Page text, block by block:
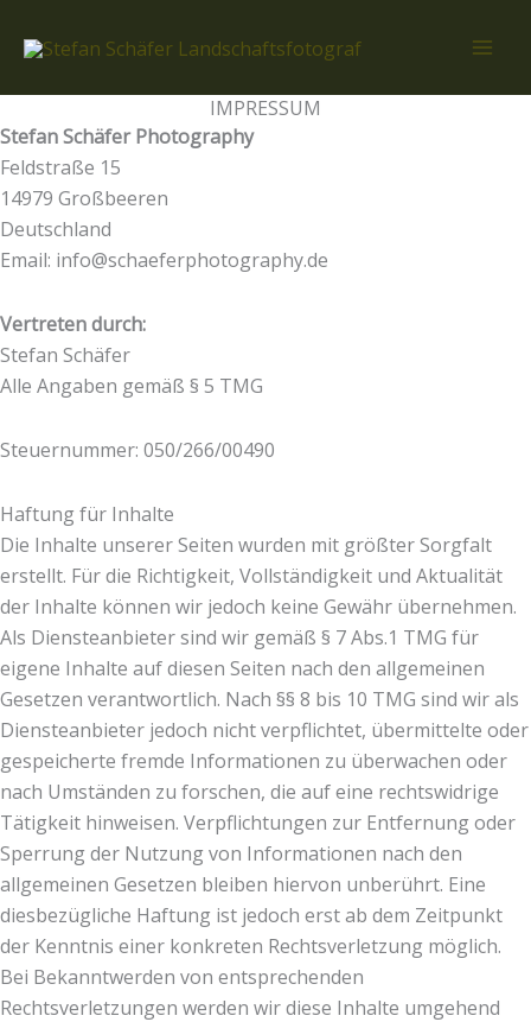
Inhalt
IMPRESSUM
Stefan Schäfer Photography
Feldstraße 15
14979 Großbeeren
Deutschland
Email: info@schaeferphotography.de
Vertreten durch:
Stefan Schäfer
Alle Angaben gemäß § 5 TMG
Steuernummer: 050/266/00490
Haftung für Inhalte
Die Inhalte unserer Seiten wurden mit größter Sorgfalt
erstellt. Für die Richtigkeit, Vollständigkeit und Aktualität
der Inhalte können wir jedoch keine Gewähr übernehmen.
Als Diensteanbieter sind wir gemäß § 7 Abs.1 TMG für
eigene Inhalte auf diesen Seiten nach den allgemeinen
Gesetzen verantwortlich. Nach §§ 8 bis 10 TMG sind wir als
Diensteanbieter jedoch nicht verpflichtet, übermittelte oder
gespeicherte fremde Informationen zu überwachen oder
nach Umständen zu forschen, die auf eine rechtswidrige
Tätigkeit hinweisen. Verpflichtungen zur Entfernung oder
Sperrung der Nutzung von Informationen nach den
allgemeinen Gesetzen bleiben hiervon unberührt. Eine
diesbezügliche Haftung ist jedoch erst ab dem Zeitpunkt
der Kenntnis einer konkreten Rechtsverletzung möglich.
Bei Bekanntwerden von entsprechenden
Rechtsverletzungen werden wir diese Inhalte umgehend